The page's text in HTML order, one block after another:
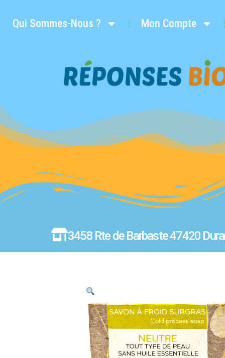
Qui Sommes-Nous ? Mon Compte
3458 Rte de Barbaste 47420